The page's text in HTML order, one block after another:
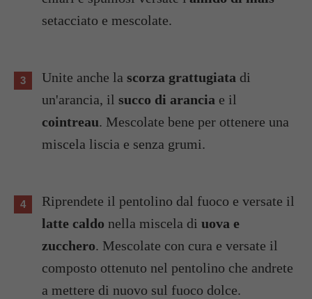
setacciato e mescolate.
Unite anche la scorza grattugiata di
un'arancia, il succo di arancia e il
cointreau. Mescolate bene per ottenere una
miscela liscia e senza grumi.
Riprendete il pentolino dal fuoco e versate il
latte caldo nella miscela di uova e
zucchero. Mescolate con cura e versate il
composto ottenuto nel pentolino che andrete
a mettere di nuovo sul fuoco dolce.